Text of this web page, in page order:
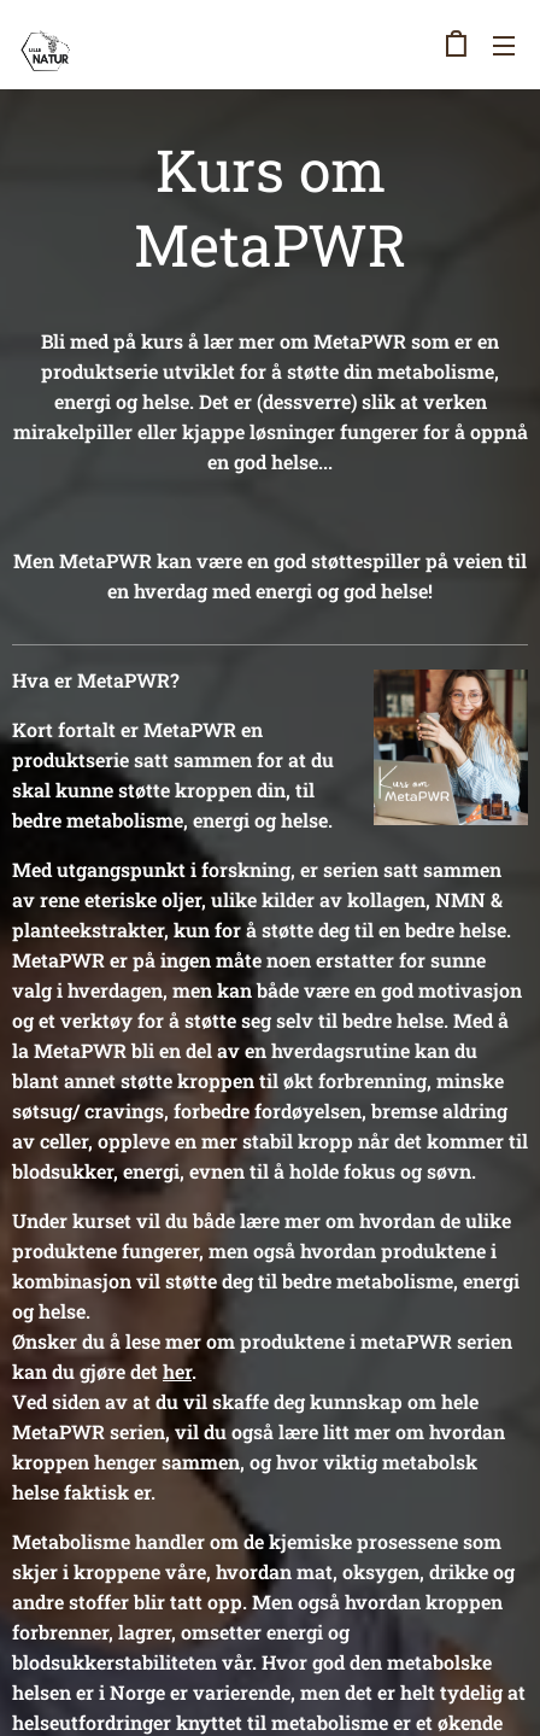
Kurs om
MetaPWR
Bli med på kurs å lær mer om MetaPWR som er en
produktserie utviklet for å støtte din metabolisme,
energi og helse. Det er (dessverre) slik at verken
mirakelpiller eller kjappe løsninger fungerer for å oppnå
en god helse...
Men MetaPWR kan være en god støttespiller på veien til
en hverdag med energi og god helse!
Hva er MetaPWR?
Kort fortalt er MetaPWR en
produktserie satt sammen for at du
skal kunne støtte kroppen din, til
bedre metabolisme, energi og helse.
Med utgangspunkt i forskning, er serien satt sammen
av rene eteriske oljer, ulike kilder av kollagen, NMN &
planteekstrakter, kun for å støtte deg til en bedre helse.
MetaPWR er på ingen måte noen erstatter for sunne
valg i hverdagen, men kan både være en god motivasjon
og et verktøy for å støtte seg selv til bedre helse. Med å
la MetaPWR bli en del av en hverdagsrutine kan du
blant annet støtte kroppen til økt forbrenning, minske
søtsug/ cravings, forbedre fordøyelsen, bremse aldring
av celler, oppleve en mer stabil kropp når det kommer til
blodsukker, energi, evnen til å holde fokus og søvn.
Under kurset vil du både lære mer om hvordan de ulike
produktene fungerer, men også hvordan produktene i
kombinasjon vil støtte deg til bedre metabolisme, energi
og helse.
Ønsker du å lese mer om produktene i metaPWR serien
kan du gjøre dether.
Ved siden av at du vil skaffe deg kunnskap om hele
MetaPWR serien, vil du også lære litt mer om hvordan
kroppen henger sammen, og hvor viktig metabolsk
helse faktisk er.
Metabolisme handler om de kjemiske prosessene som
skjer i kroppene våre, hvordan mat, oksygen, drikke og
andre stoffer blir tatt opp. Men også hvordan kroppen
forbrenner, lagrer, omsetter energi og
blodsukkerstabiliteten vår. Hvor god den metabolske
helsen er i Norge er varierende, men det er helt tydelig at
helseutfordringer knyttet til metabolisme er et økende